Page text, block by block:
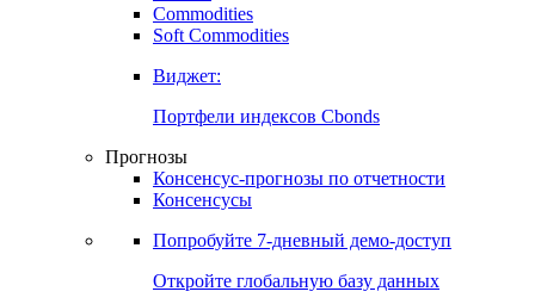
Commodities
Золото
Бензин
Soft Commodities
Виджет:
Портфели индексов Cbonds
Прогнозы
Консенсусы